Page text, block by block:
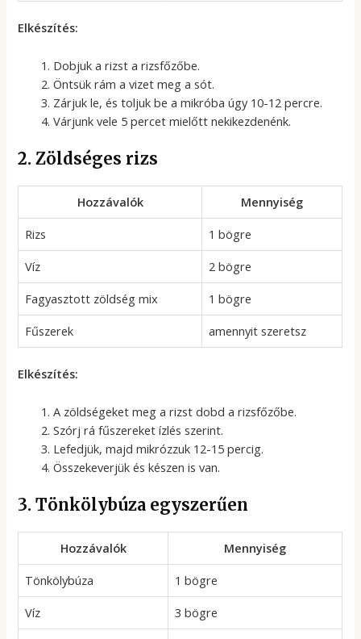
Elkészítés:
Dobjuk a rizst a rizsfőzőbe.
Öntsük rám a vizet meg a sót.
Zárjuk le, és toljuk be a mikróba úgy 10-12 percre.
Várjunk vele 5 percet mielőtt nekikezdenénk.
2. Zöldséges rizs
Hozzávalók
Mennyiség
Rizs
1 bögre
Víz
2 bögre
Fagyasztott zöldség mix
1 bögre
Fűszerek
amennyit szeretsz
Elkészítés:
A zöldségeket meg a rizst dobd a rizsfőzőbe.
Szórj rá fűszereket ízlés szerint.
Lefedjük, majd mikrózzuk 12-15 percig.
Összekeverjük és készen is van.
3. Tönkölybúza egyszerűen
Hozzávalók
Mennyiség
Tönkölybúza
1 bögre
Víz
3 bögre